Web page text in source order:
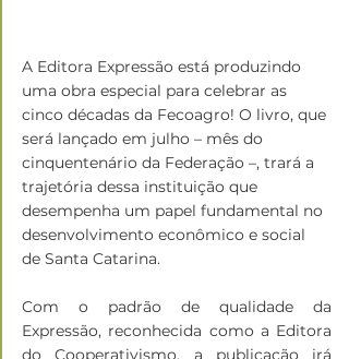
A Editora Expressão está produzindo
uma obra especial para celebrar as
cinco décadas da Fecoagro! O livro, que
será lançado em julho – mês do
cinquentenário da Federação –, trará a
trajetória dessa instituição que
desempenha um papel fundamental no
desenvolvimento econômico e social
de Santa Catarina.
Com o padrão de qualidade da
Expressão, reconhecida como a Editora
do Cooperativismo, a publicação irá